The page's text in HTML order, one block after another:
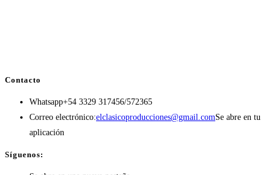
Contacto
Whatsapp+54 3329 317456/572365
Correo electrónico:elclasicoproducciones@gmail.comSe abre en tu
aplicación
Síguenos: